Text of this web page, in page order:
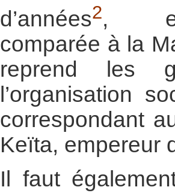
d’années2,
comparée à la
reprend les
l’organisation
correspondant
Keïta, empereur
Il faut